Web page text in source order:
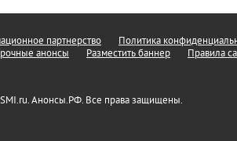
партнерство
Политика
анонсы Разместить баннер Правила
Анонсы.РФ. Все права защищены.